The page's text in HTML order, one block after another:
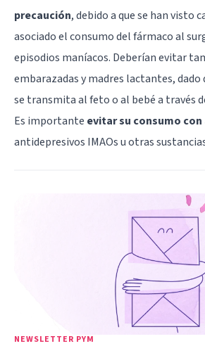
precaución, debido a que se han visto
asociado el consumo del fármaco al
episodios maníacos. Deberían evitar
embarazadas y madres lactantes, dado
se transmita al feto o al bebé a través
Es importante evitar su consumo
antidepresivos IMAOs u otras
NEWSLETTER PYM